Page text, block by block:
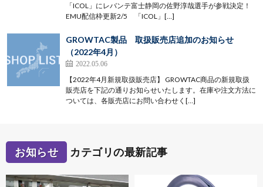
「ICOL」にレバンテ富士静岡の佐野淳哉選手が参戦決定！
EMU配信枠更新2/5 「ICOL」[…]
GROWTAC製品 取扱販売店追加のお知らせ
（2022年4月）
2022.05.06
【2022年4月新規取扱販売店】 GROWTAC商品の新規取扱
販売店を下記の通りお知らせいたします。在庫や注文方法に
ついては、各販売店にお問い合わせく[…]
お知らせ カテゴリの最新記事